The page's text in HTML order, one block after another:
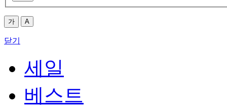
가 A
닫기
세일
베스트